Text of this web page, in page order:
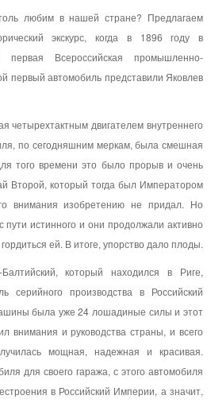
любим в нашей стране? Предлагаем
экскурс, когда в 1896 году в
первая Всероссийская промышленно-
первый автомобиль представили Яковлев
четырехтактным двигателем внутреннего
по сегодняшним меркам, была смешная
того времени это было прорыв и очень
Второй, который тогда был Императором
внимания изобретению не придал. Но
пути истинного и они продолжали активно
ей. В итоге, упорство дало плоды.
который находился в Риге,
серийного производства в Российский
была уже 24 лошадиные силы и этот
внимания и руководства страны, и всего
мощная, надежная и красивая.
для своего гаража, с этого автомобиля
в Российский Империи, а значит,